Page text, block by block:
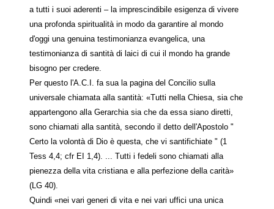
a tutti i suoi aderenti – la imprescindibile esigenza di vivere
una profonda spiritualità in modo da garantire al mondo
d'oggi una genuina testimonianza evangelica, una
testimonianza di santità di laici di cui il mondo ha grande
bisogno per credere.
Per questo l'A.C.I. fa sua la pagina del Concilio sulla
universale chiamata alla santità: «Tutti nella Chiesa, sia che
appartengono alla Gerarchia sia che da essa siano diretti,
sono chiamati alla santità, secondo il detto dell'Apostolo "
Certo la volontà di Dio è questa, che vi santifichiate " (1
Tess 4,4; cfr EI 1,4). ... Tutti i fedeli sono chiamati alla
pienezza della vita cristiana e alla perfezione della carità»
(LG 40).
Quindi «nei vari generi di vita e nei vari uffici una unica